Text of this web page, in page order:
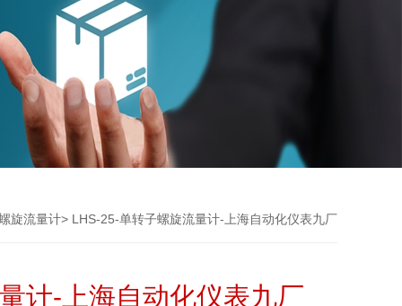
旋流量计> LHS-25-单转子螺旋流量计-上海自动化仪表九厂
计-上海自动化仪表九厂